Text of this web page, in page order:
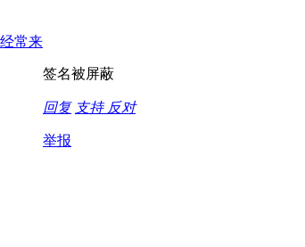
签名被屏蔽
回复 支持 反对
举报